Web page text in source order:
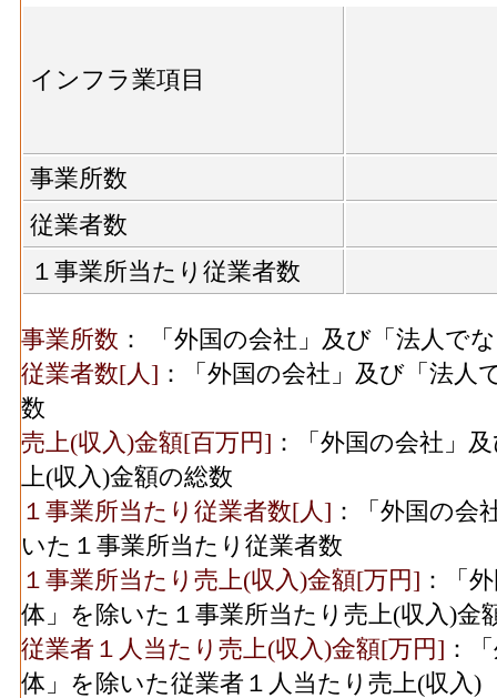
インフラ業項目
事業所数
従業者数
１事業所当たり従業者数
事業所数 ： 「外国の会社」及び「法人で
従業者数[人] ：「外国の会社」及び「法
数
売上(収入)金額[百万円] ：「外国の会社」
上(収入)金額の総数
１事業所当たり従業者数[人] ：「外国の会
いた１事業所当たり従業者数
１事業所当たり売上(収入)金額[万円] ：「
体」を除いた１事業所当たり売上(収入)金
従業者１人当たり売上(収入)金額[万円] ：
体」を除いた従業者１人当たり売上(収入)